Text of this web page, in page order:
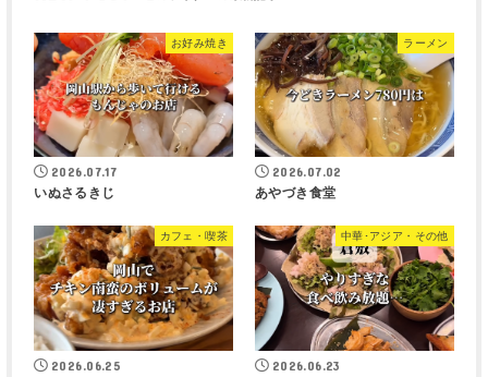
お好み焼き
2026.07.17
いぬさるきじ
ラーメン
2026.07.02
あやづき食堂
カフェ・喫茶
2026.06.25
中華･アジア・その他
2026.06.23